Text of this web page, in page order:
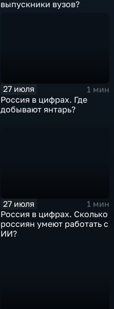
выпускники вузов?
27 июля
1 мин
Россия в цифрах. Где
добывают янтарь?
27 июля
1 мин
Россия в цифрах. Сколько
россиян умеют работать с
ИИ?